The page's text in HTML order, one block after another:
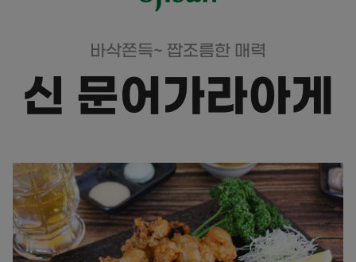
바삭쫀득~ 짭조름한 매력
신 문어가라아게